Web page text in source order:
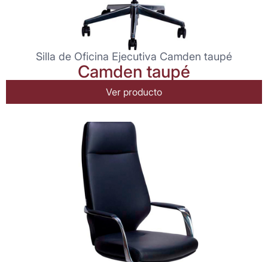
Silla de Oficina Ejecutiva Camden taupé
Camden taupé
Ver producto